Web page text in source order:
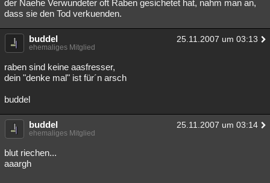
der Naehe Verwundeter oft Raben gesichetet hat, nahm man an,
dass sie den Tod verkuenden.
buddel 25.11.2007 um 03:13
ehemaliges Mitglied
raben sind keine aasfresser,
dein "denke mal" ist für´n arsch
buddel
buddel 25.11.2007 um 03:14
ehemaliges Mitglied
blut riechen...
aaargh